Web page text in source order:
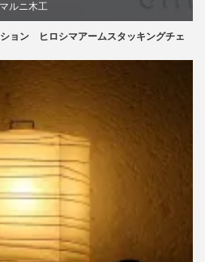
マルニ木工
ョン ヒロシマアームスタッキングチェ